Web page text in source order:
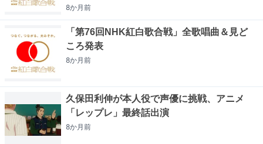
8か月前
「第76回NHK紅白歌合戦」全歌唱曲＆見ど
ころ発表
8か月前
久保田利伸が本人役で声優に挑戦、アニメ
「レップレ」最終話出演
8か月前